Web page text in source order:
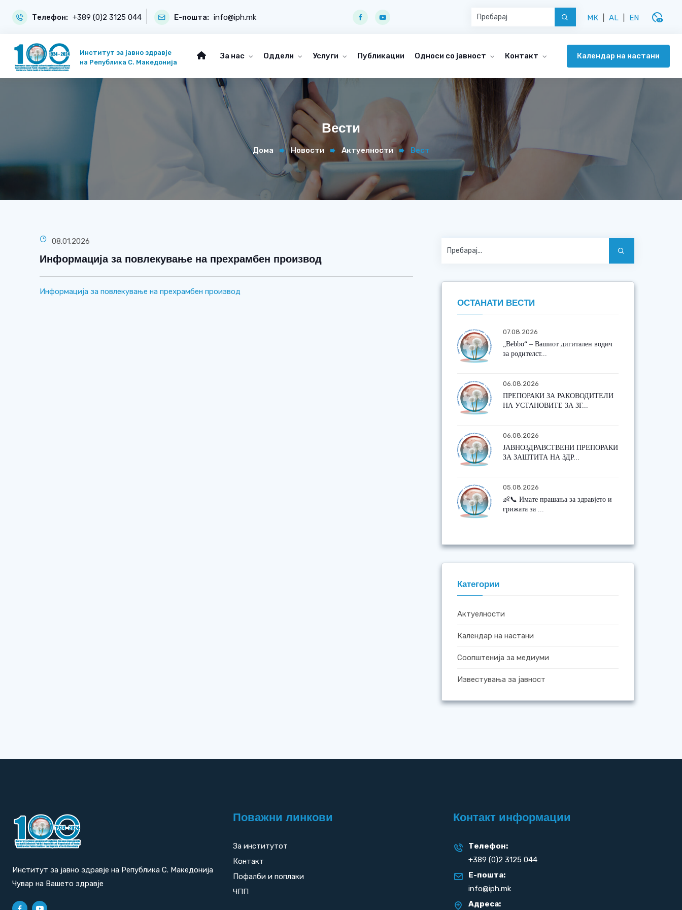
Телефон: +389 (0)2 3125 044 Е-пошта: info@iph.mk МК AL EN disabled_visible
Институт за јавно здравје
на Република С. Македонија
За нас Оддели Услуги Публикации Односи со јавност Контакт Календар на настани
Вести
Дома Новости Актуелности Вест
08.01.2026
Информација за повлекување на прехрамбен производ
Информација за повлекување на прехрамбен производ
ОСТАНАТИ ВЕСТИ
07.08.2026
„Bebbo“ – Вашиот дигитален водич
за родителст...
06.08.2026
ПРЕПОРАКИ ЗА РАКОВОДИТЕЛИ
НА УСТАНОВИТЕ ЗА ЗГ...
06.08.2026
ЈАВНОЗДРАВСТВЕНИ ПРЕПОРАКИ
ЗА ЗАШТИТА НА ЗДР...
05.08.2026
👶📞 Имате прашања за здравјето и
грижата за ...
Категории
Актуелности
Календар на настани
Соопштенија за медиуми
Известувања за јавност
Институт за јавно здравје на Република С. Македонија
Чувар на Вашето здравје
Поважни линкови
За институтот
Контакт
Пофалби и поплаки
ЧПП
Контакт информации
Телефон:
+389 (0)2 3125 044
Е-пошта:
info@iph.mk
Адреса: